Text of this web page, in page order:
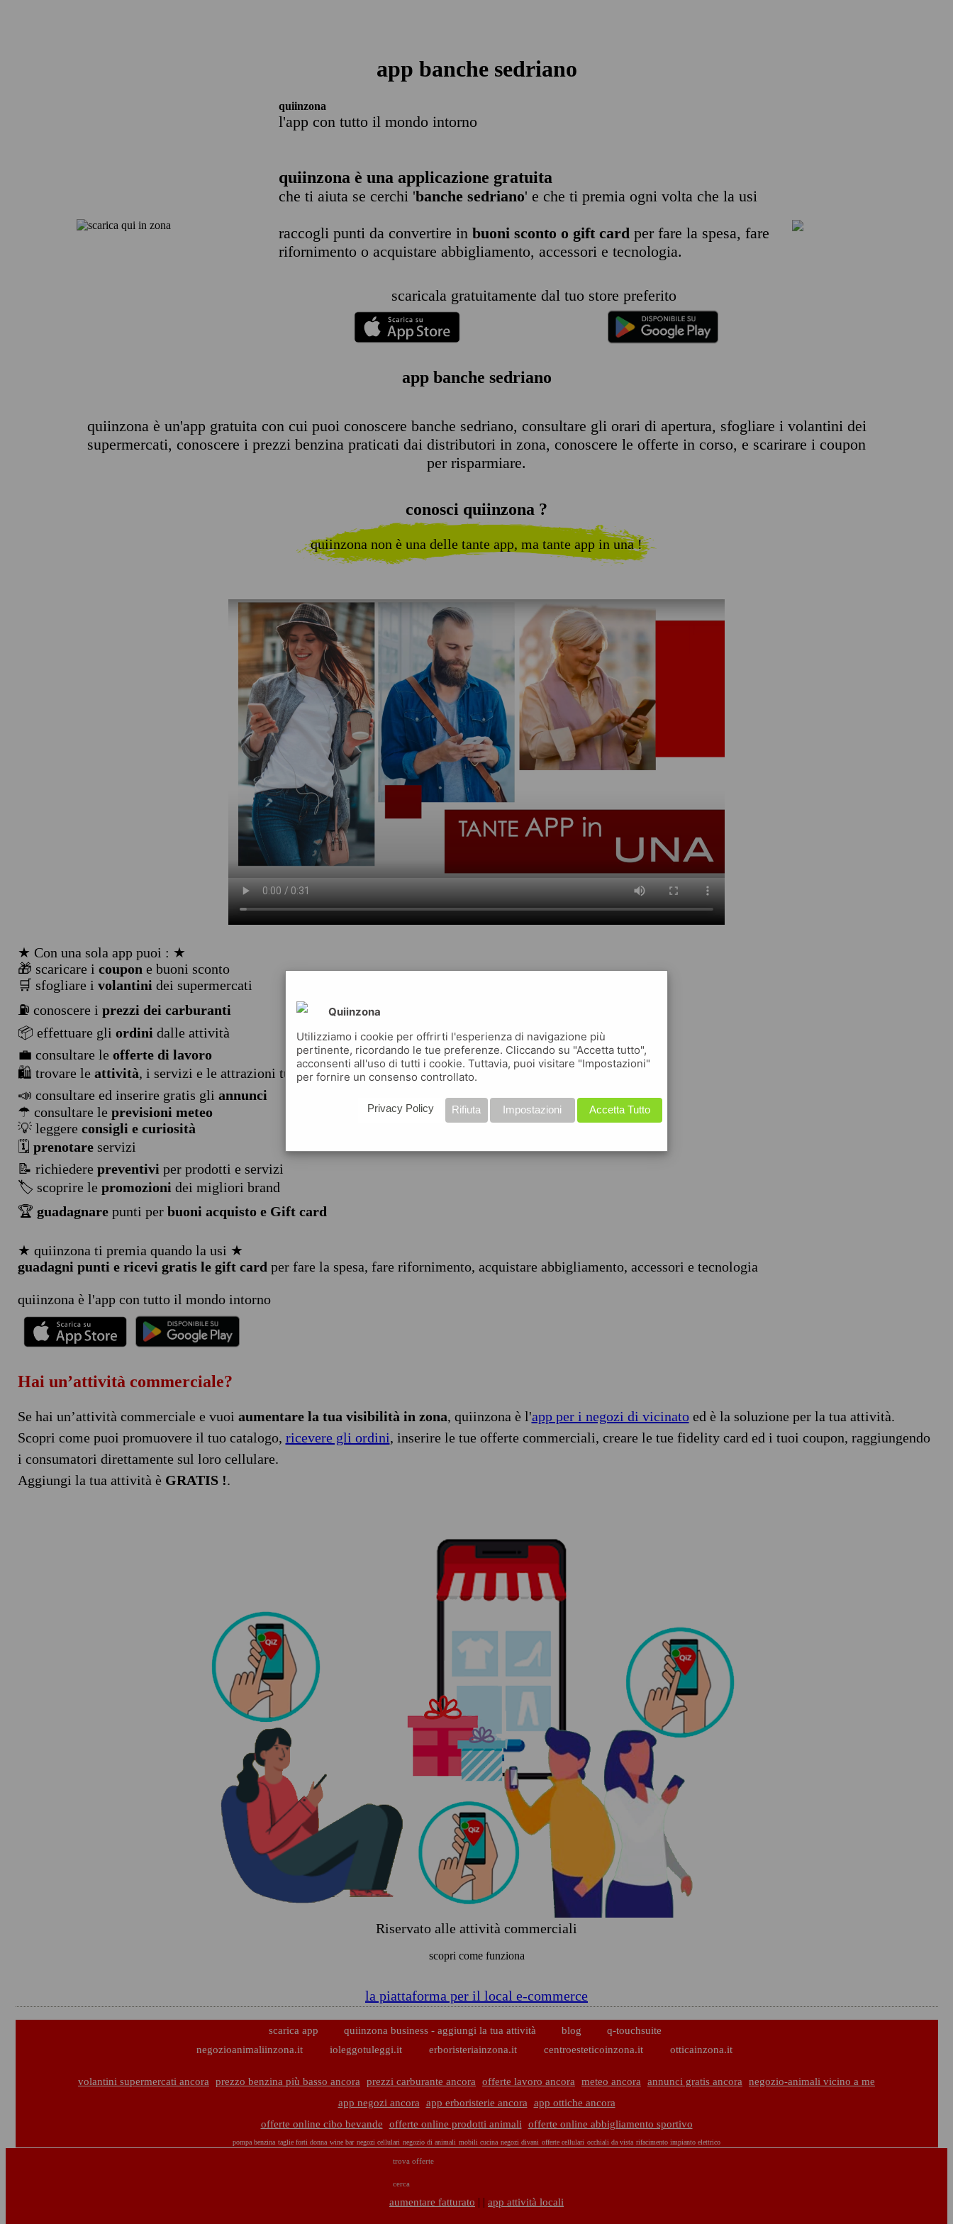
app banche sedriano
quiinzona
l'app con tutto il mondo intorno
quiinzona è una applicazione gratuita
che ti aiuta se cerchi 'banche sedriano' e che ti premia ogni volta che la usi
raccogli punti da convertire in buoni sconto o gift card per fare la spesa, fare
rifornimento o acquistare abbigliamento, accessori e tecnologia.
scaricala gratuitamente dal tuo store preferito
app banche sedriano
quiinzona è un'app gratuita con cui puoi conoscere banche sedriano, consultare gli orari di apertura, sfogliare i volantini dei
supermercati, conoscere i prezzi benzina praticati dai distributori in zona, conoscere le offerte in corso, e scarirare i coupon
per risparmiare.
conosci quiinzona ?
quiinzona non è una delle tante app, ma tante app in una !
★ Con una sola app puoi : ★
🎁 scaricare i coupon e buoni sconto
🛒 sfogliare i volantini dei supermercati
⛽ conoscere i prezzi dei carburanti
📦 effettuare gli ordini dalle attività
💼 consultare le offerte di lavoro
🛍️ trovare le attività, i servizi e le attrazioni turistiche
📣 consultare ed inserire gratis gli annunci
☂ consultare le previsioni meteo
💡 leggere consigli e curiosità
🗓️ prenotareservizi
📝 richiedere preventivi per prodotti e servizi
🏷️ scoprire le promozioni dei migliori brand
🏆 guadagnarepunti per buoni acquisto e Gift card
★ quiinzona ti premia quando la usi ★
guadagni punti e ricevi gratis le gift card per fare la spesa, fare rifornimento, acquistare abbigliamento, accessori e tecnologia
quiinzona è l'app con tutto il mondo intorno
Hai un’attività commerciale?
Se hai un’attività commerciale e vuoi aumentare la tua visibilità in zona, quiinzona è l'app per i negozi di vicinatoed è la soluzione per la tua attività.
Scopri come puoi promuovere il tuo catalogo, ricevere gli ordini, inserire le tue offerte commerciali, creare le tue fidelity card ed i tuoi coupon, raggiungendo
i consumatori direttamente sul loro cellulare.
Aggiungi la tua attività è GRATIS !.
Riservato alle attività commerciali
scopri come funziona
la piattaforma per il local e-commerce
scarica app quiinzona business - aggiungi la tua attività blog
q-touchsuite
negozioanimaliinzona.it
ioleggotuleggi.it erboristeriainzona.it centroesteticoinzona.it otticainzona.it
volantini supermercati ancora prezzo benzina più basso ancora prezzi carburante ancora offerte lavoro ancora meteo ancora annunci gratis ancora
negozio-animali vicino a me
app negozi ancora
app erboristerie ancora
app ottiche ancora
offerte online cibo bevande
offerte online prodotti animali offerte online abbigliamento sportivo
pompa benzina taglie forti donna wine bar negozi cellulari negozio di animali mobili cucina negozi divani offerte cellulari occhiali da vista rifacimento impianto elettrico
trova offerte
cerca
aumentare fatturato | | app attività locali
Quiinzona
Utilizziamo i cookie per offrirti l'esperienza di navigazione più
pertinente, ricordando le tue preferenze. Cliccando su "Accetta tutto",
acconsenti all'uso di tutti i cookie. Tuttavia, puoi visitare "Impostazioni"
per fornire un consenso controllato.
Accetta Tutto
Impostazioni
Rifiuta
Privacy Policy